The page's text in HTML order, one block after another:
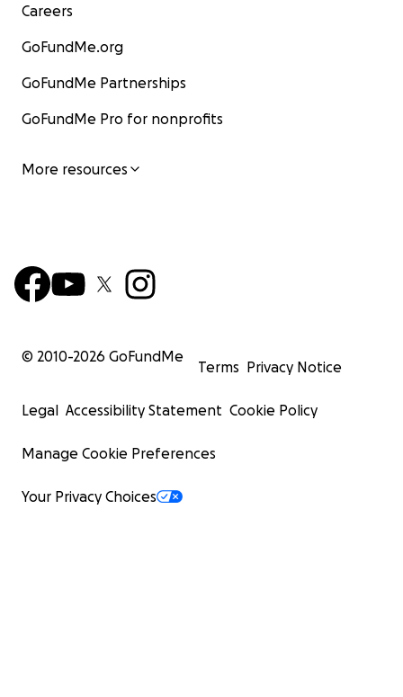
Careers
GoFundMe.org
GoFundMe Partnerships
GoFundMe Pro for nonprofits
More resources
© 2010-2026 GoFundMe
Terms Privacy Notice
Legal Accessibility Statement Cookie Policy
Manage Cookie Preferences
Your Privacy Choices